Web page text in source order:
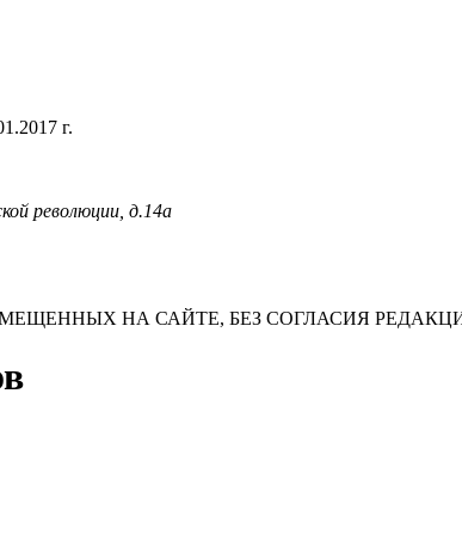
г.
революции, д.14а
НА САЙТЕ, БЕЗ СОГЛАСИЯ